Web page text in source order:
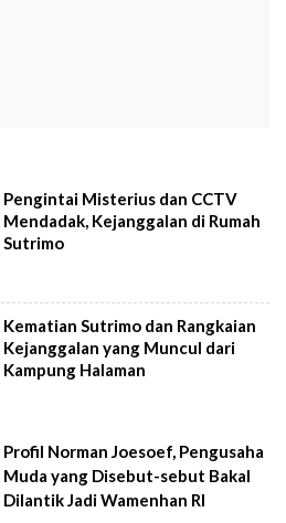
Pengintai Misterius dan CCTV
Mendadak, Kejanggalan di Rumah
Sutrimo
Kematian Sutrimo dan Rangkaian
Kejanggalan yang Muncul dari
Kampung Halaman
Profil Norman Joesoef, Pengusaha
Muda yang Disebut-sebut Bakal
Dilantik Jadi Wamenhan RI